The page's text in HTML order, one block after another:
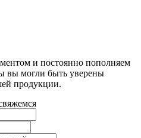
и постоянно пополняем
вы могли быть уверены
продукции.